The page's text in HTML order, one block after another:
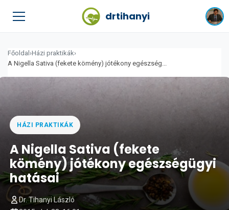
drtihanyi
Főoldal ›Házi praktikák›
A Nigella Sativa (fekete kömény) jótékony egészség...
HÁZI PRAKTIKÁK
A Nigella Sativa (fekete
kömény) jótékony egészségügyi
hatásai
Dr. Tihanyi László